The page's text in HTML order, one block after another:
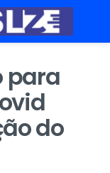
para
do